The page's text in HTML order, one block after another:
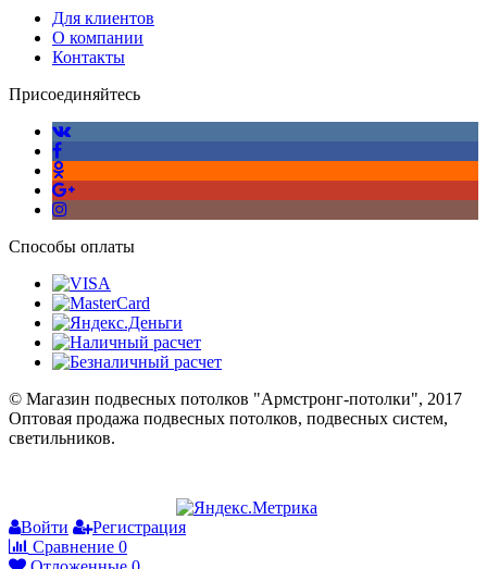
Для клиентов
О компании
Контакты
Присоединяйтесь
Способы оплаты
© Магазин подвесных потолков "Армстронг-потолки", 2017
Оптовая продажа подвесных потолков, подвесных систем,
светильников.
Войти
Регистрация
Сравнение 0